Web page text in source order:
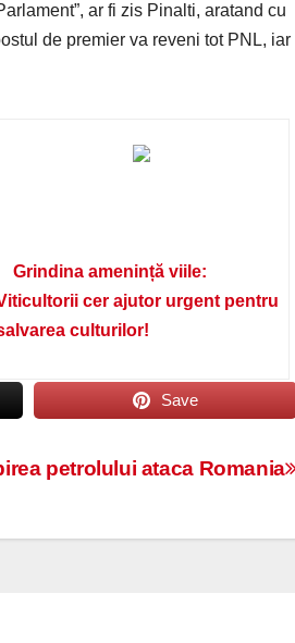
ar fi zis Pinalti, aratand cu
de premier va reveni tot PNL, iar
Grindina amenință viile:
cer ajutor urgent pentru
culturilor!
Save
petrolului ataca Romania